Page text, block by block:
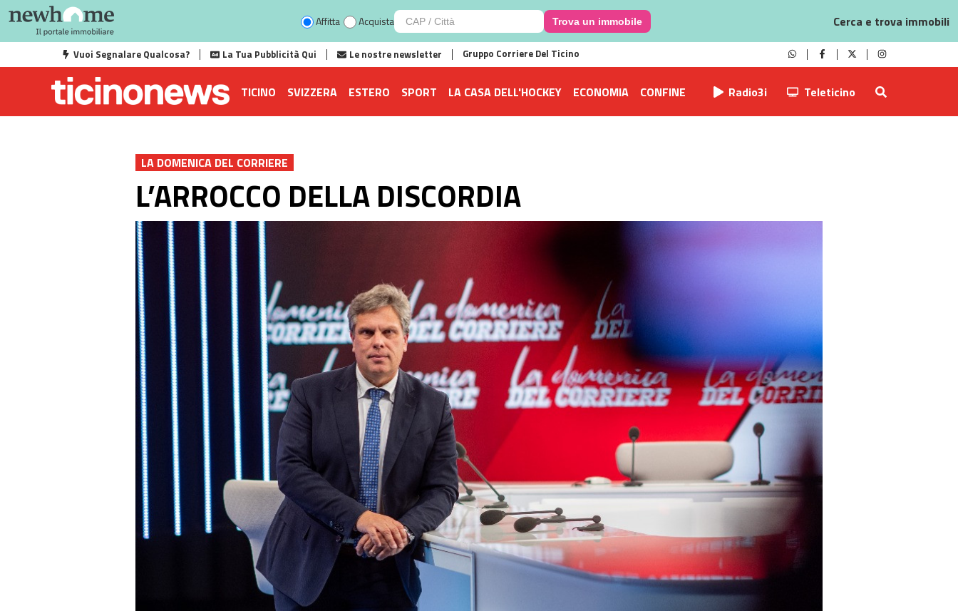
Affitta Acquista Trova un immobile Cerca e trova immobili
Vuoi Segnalare Qualcosa? La Tua Pubblicità Qui Le nostre newsletter Gruppo Corriere Del Ticino
TICINO SVIZZERA ESTERO SPORT LA CASA DELL'HOCKEY ECONOMIA CONFINE Radio3i Teleticino
LA DOMENICA DEL CORRIERE
L’ARROCCO DELLA DISCORDIA